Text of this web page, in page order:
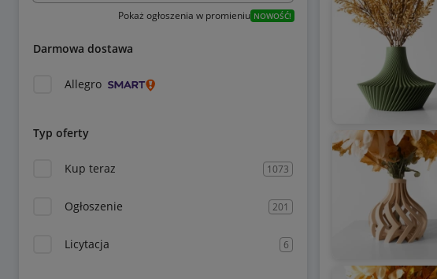
Pokaż ogłoszenia w promieniu NOWOŚĆ!
Darmowa dostawa
Allegro
Typ oferty
Kup teraz 1073
Ogłoszenie 201
Licytacja 6